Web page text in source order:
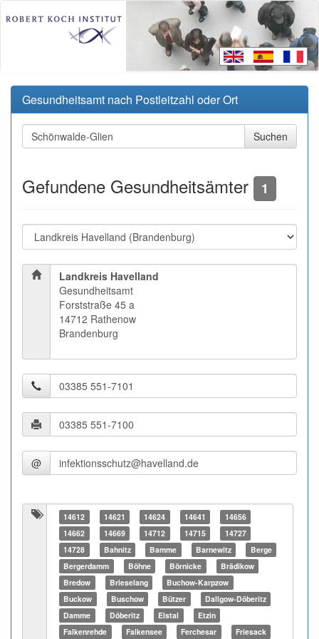
Gesundheitsamt nach Postleitzahl oder Ort
Gefundene Gesundheitsämter 1
Landkreis Havelland
Gesundheitsamt
Forststraße 45 a
14712 Rathenow
Brandenburg
@
14612 14621 14624 14641
14656
14662
14669 14712 14715
14727
14728
Bahnitz Bamme Barnewitz
Berge
Bergerdamm
Böhne Börnicke
Brädikow
Bredow
Brieselang
Buchow-Karpzow
Buckow
Buschow Bützer
Dallgow-Döberitz
Damme
Döberitz Elstal
Etzin
Falkenrehde
Falkensee Ferchesar Friesack